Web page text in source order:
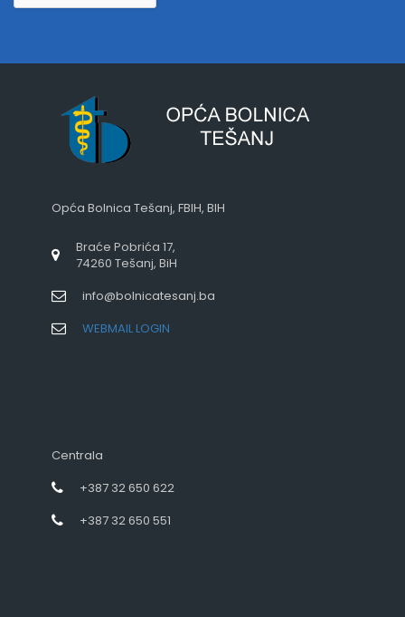
Opća Bolnica Tešanj, FBIH, BIH
Braće Pobrića 17,
74260 Tešanj, BiH
info@bolnicatesanj.ba
WEBMAIL LOGIN
Centrala
+387 32 650 622
+387 32 650 551